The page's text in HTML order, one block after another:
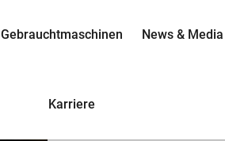
Gebrauchtmaschinen News & Media
Karriere